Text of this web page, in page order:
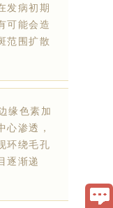
发病初期
可能会造
范围扩散
缘色素加
心渗透，
环绕毛孔
逐渐递